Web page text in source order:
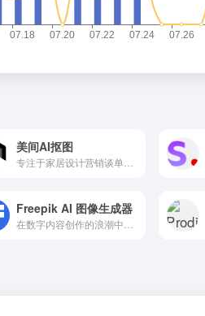
美间AI抠图
专注于家居设计营销谈单的网站
Freepik AI 图像生成器